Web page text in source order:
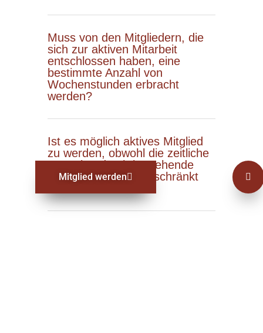
Muss von den Mitgliedern, die
sich zur aktiven Mitarbeit
entschlossen haben, eine
bestimmte Anzahl von
Wochenstunden erbracht
werden?
Ist es möglich aktives Mitglied
zu werden, obwohl die zeitliche
Kapazität durch bestehende
Berufstätigkeit eingeschränkt
Mitglied werden